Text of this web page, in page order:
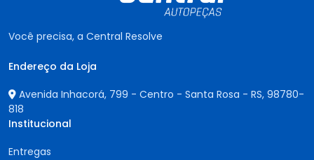
Você precisa, a Central Resolve
Endereço da Loja
Avenida Inhacorá, 799 - Centro - Santa Rosa - RS, 98780-
818
Institucional
Entregas